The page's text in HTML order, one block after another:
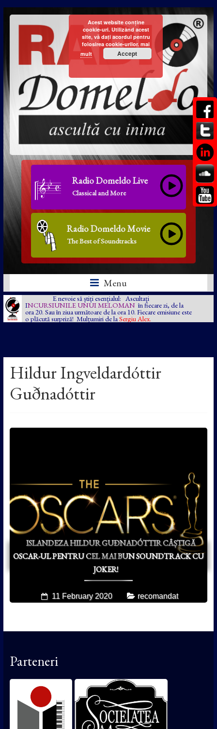
Radio Domeldo Live
Classical and More
Radio Domeldo Movie
The Best of Soundtracks
Menu
E nevoie să știți esențialul: Ascultați
INCURSIUNILE UNUI MELOMAN în fiecare zi, de la
ora 20. Sau în ziua următoare de la ora 10. Fiecare emisiune este
o plăcută surpriză! Mulțumiri de la Sergiu Alex.
Hildur Ingveldardóttir
Guðnadóttir
ISLANDEZA HILDUR GUÐNADÓTTIR CÂȘTIGĂ
OSCAR-UL PENTRU CEL MAI BUN SOUNDTRACK CU
JOKER!
11 February 2020 recomandat
Parteneri
Acest website conține
cookie-uri. Utilizând acest
site, vă dați acordul pentru
folosirea cookie-urilor. mai
mult
Accept